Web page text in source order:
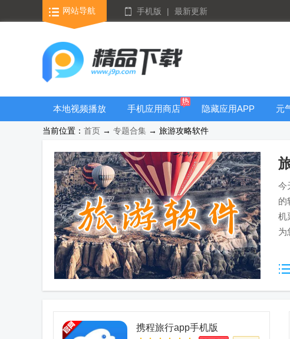
网站导航 手机版 | 最新更新
本地视频播放
器
手机应用商店 隐藏应用APP
元
游戏库合集
当前位置： 首页 → 专题合集 → 旅游攻略软件
今
的
机
为
携程旅行app手机版